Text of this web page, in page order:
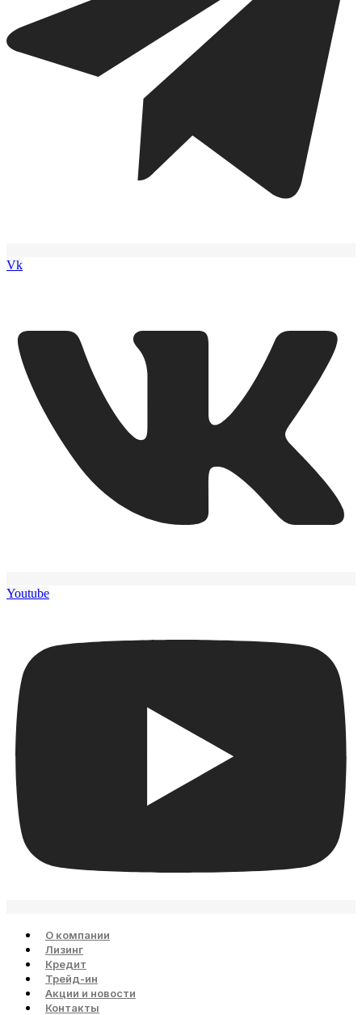
Vk
Youtube
О компании
Лизинг
Кредит
Трейд-ин
Акции и новости
Контакты